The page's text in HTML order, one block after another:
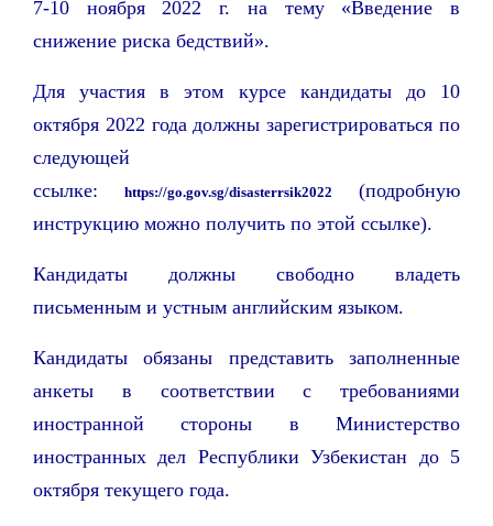
7-10 ноября 2022 г. на тему «Введение в
снижение риска бедствий».
Для участия в этом курсе кандидаты до 10
октября 2022 года должны зарегистрироваться по
следующей
ссылке:
https://go.gov.sg/disasterrsik2022
(подробную
инструкцию можно получить по этой ссылке).
Кандидаты должны свободно владеть
письменным и устным английским языком.
Кандидаты обязаны представить заполненные
анкеты в соответствии с требованиями
иностранной стороны в Министерство
иностранных дел Республики Узбекистан до 5
октября текущего года.